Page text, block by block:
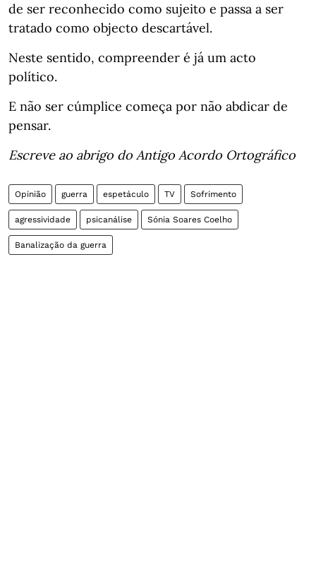
de ser reconhecido como sujeito e passa a ser
tratado como objecto descartável.
Neste sentido, compreender é já um acto
político.
E não ser cúmplice começa por não abdicar de
pensar.
Escreve ao abrigo do Antigo Acordo Ortográfico
Opinião guerra espetáculo TV Sofrimento
agressividade psicanálise Sónia Soares Coelho
Banalização da guerra